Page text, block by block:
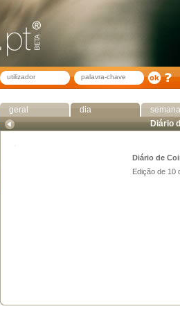
geral dia
semana
Diário
Diário de
Edição de 10